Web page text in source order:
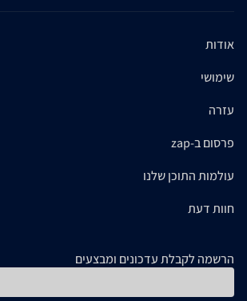
אודות
שימושי
עזרה
פרסום ב-zap
עולמות התוכן שלנו
חוות דעת
הרשמה לקבלת עדכונים ומבצעים